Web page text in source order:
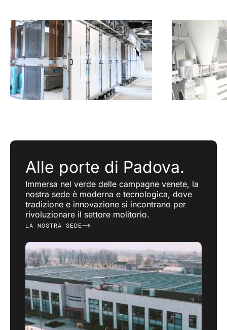
Alle porte di Padova.
Immersa nel verde delle campagne venete, la
nostra sede è moderna e tecnologica, dove
tradizione e innovazione si incontrano per
rivoluzionare il settore molitorio.
LA NOSTRA SEDE